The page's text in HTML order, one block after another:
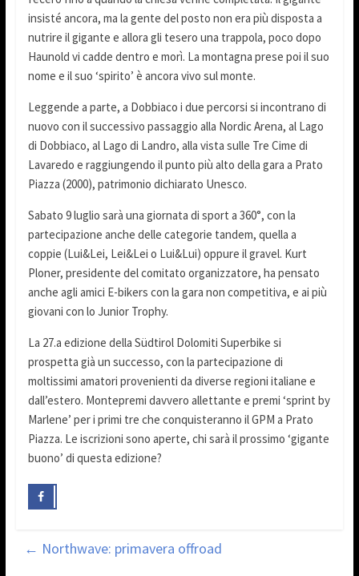
insisté ancora, ma la gente del posto non era più disposta a
nutrire il gigante e allora gli tesero una trappola, poco dopo
Haunold vi cadde dentro e morì. La montagna prese poi il suo
nome e il suo ‘spirito’ è ancora vivo sul monte.
Leggende a parte, a Dobbiaco i due percorsi si incontrano di
nuovo con il successivo passaggio alla Nordic Arena, al Lago
di Dobbiaco, al Lago di Landro, alla vista sulle Tre Cime di
Lavaredo e raggiungendo il punto più alto della gara a Prato
Piazza (2000), patrimonio dichiarato Unesco.
Sabato 9 luglio sarà una giornata di sport a 360°, con la
partecipazione anche delle categorie tandem, quella a
coppie (Lui&Lei, Lei&Lei o Lui&Lui) oppure il gravel. Kurt
Ploner, presidente del comitato organizzatore, ha pensato
anche agli amici E-bikers con la gara non competitiva, e ai più
giovani con lo Junior Trophy.
La 27.a edizione della Südtirol Dolomiti Superbike si
prospetta già un successo, con la partecipazione di
moltissimi amatori provenienti da diverse regioni italiane e
dall’estero. Montepremi davvero allettante e premi ‘sprint by
Marlene’ per i primi tre che conquisteranno il GPM a Prato
Piazza. Le iscrizioni sono aperte, chi sarà il prossimo ‘gigante
buono’ di questa edizione?
← Northwave: primavera offroad